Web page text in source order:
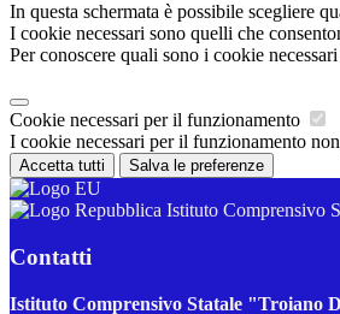
In questa schermata è possibile scegliere
I cookie necessari sono quelli che
Per conoscere quali sono i cookie
Cookie necessari per il funzionamento
I cookie necessari per il funzionamento
Accetta tutti Salva le preferenze
Istituto Comprensivo
Contatti
Istituto Comprensivo Statale "Troiano